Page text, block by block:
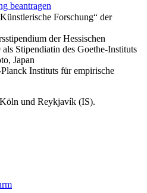
beantragen
Forschung“ der
der Hessischen
Stipendiatin des Goethe-Instituts
Japan
Instituts für empirische
und Reykjavík (IS).